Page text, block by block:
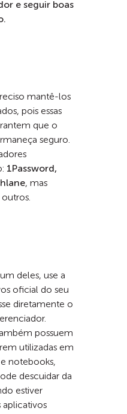
e seguir boas
mantê-los
pois essas
que o
seguro.
1Password,
, mas
deles, use a
oficial do seu
diretamente o
possuem
utilizadas em
notebooks,
descuidar da
estiver
aplicativos